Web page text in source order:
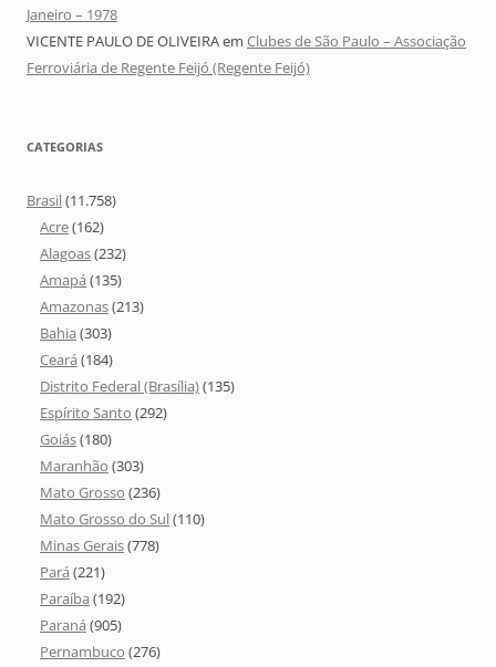
Janeiro – 1978
VICENTE PAULO DE OLIVEIRAem Clubes de São Paulo – Associação
Ferroviária de Regente Feijó (Regente Feijó)
CATEGORIAS
Brasil(11.758)
Acre(162)
Alagoas(232)
Amapá (135)
Amazonas(213)
Bahia (303)
Ceará (184)
Distrito Federal (Brasília)(135)
Espírito Santo (292)
Goiás(180)
Maranhão (303)
Mato Grosso (236)
Mato Grosso do Sul(110)
Minas Gerais(778)
Pará (221)
Paraíba (192)
Paraná (905)
Pernambuco (276)